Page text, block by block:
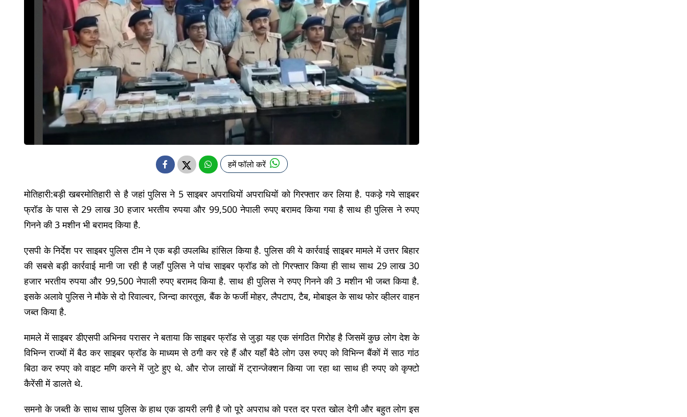
हमें फॉलो करें
मोतिहारी:बड़ी खबरमोतिहारी से है जहां पुलिस ने 5 साइबर अपराधियों अपराधियों को गिरफ्तार कर लिया है. पकड़े गये साइबर
फ्रॉड के पास से 29 लाख 30 हजार भरतीय रुपया और 99,500 नेपाली रुपए बरामद किया गया है साथ ही पुलिस ने रुपए
गिनने की 3 मशीन भी बरामद किया है.
एसपी के निर्देश पर साइबर पुलिस टीम ने एक बड़ी उपलब्धि हांसिल किया है. पुलिस की ये कार्रवाई साइबर मामले में उत्तर बिहार
की सबसे बड़ी कार्रवाई मानी जा रही है जहाँ पुलिस ने पांच साइबर फ्रॉड को तो गिरफ्तार किया ही साथ साथ 29 लाख 30
हजार भरतीय रुपया और 99,500 नेपाली रुपए बरामद किया है. साथ ही पुलिस ने रुपए गिनने की 3 मशीन भी जब्त किया है.
इसके अलावे पुलिस ने मौके से दो रिवाल्वर, जिन्दा कारतूस, बैंक के फर्जी मोहर, लैपटाप, टैब, मोबाइल के साथ फोर व्हीलर वाहन
जब्त किया है.
मामले में साइबर डीएसपी अभिनव परासर ने बताया कि साइबर फ्रॉड से जुड़ा यह एक संगठित गिरोह है जिसमें कुछ लोग देश के
विभिन्न राज्यों में बैठ कर साइबर फ्रॉड के माध्यम से ठगी कर रहे हैं और यहाँ बैठे लोग उस रुपए को विभिन्न बैंकों में साठ गांठ
बिठा कर रुपए को वाइट मणि करने में जुटे हुए थे. और रोज लाखों में ट्रान्जेक्शन किया जा रहा था साथ ही रुपए को कृफ्टो
कैरेंसी में डालते थे.
समनो के जब्ती के साथ साथ पुलिस के हाथ एक डायरी लगी है जो पूरे अपराध को परत दर परत खोल देगी और बहुत लोग इस